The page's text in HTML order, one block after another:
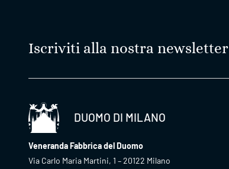
Iscriviti alla nostra newsletter
DUOMO DI MILANO
Veneranda Fabbrica del Duomo
Via Carlo Maria Martini, 1 – 20122 Milano